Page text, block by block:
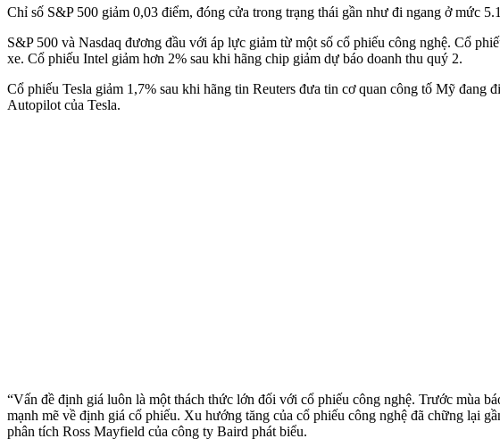
Chỉ số S&P 500 giảm 0,03 điểm, đóng cửa trong trạng thái gần như đi ngang ở mức
S&P 500 và Nasdaq đương đầu với áp lực giảm từ một số cổ phiếu công nghệ. Cổ
xe. Cổ phiếu Intel giảm hơn 2% sau khi hãng chip giảm dự báo doanh thu quý 2.
Cổ phiếu Tesla giảm 1,7% sau khi hãng tin Reuters đưa tin cơ quan công tố Mỹ
Autopilot của Tesla.
“Vấn đề định giá luôn là một thách thức lớn đối với cổ phiếu công nghệ. Trước mùa
mạnh mẽ về định giá cổ phiếu. Xu hướng tăng của cổ phiếu công nghệ đã chững lại
phân tích Ross Mayfield của công ty Baird phát biểu.